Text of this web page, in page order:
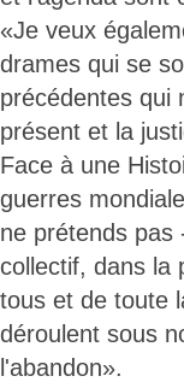
«Je veux
drames qui se
précédentes qui
présent et la
Face à une
guerres
ne prétends pas
collectif, dans la
tous et de toute
déroulent sous
l'abandon».